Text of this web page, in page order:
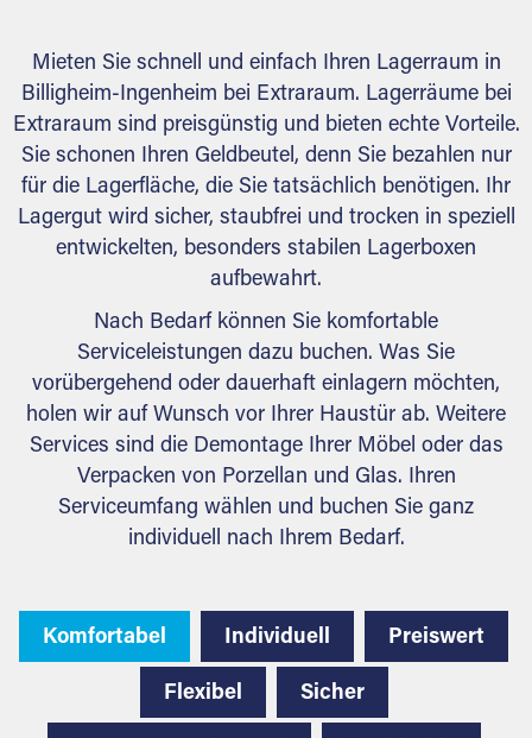
Mieten Sie schnell und einfach Ihren Lagerraum in
Billigheim-Ingenheim bei Extraraum. Lagerräume bei
Extraraum sind preisgünstig und bieten echte Vorteile.
Sie schonen Ihren Geldbeutel, denn Sie bezahlen nur
für die Lagerfläche, die Sie tatsächlich benötigen. Ihr
Lagergut wird sicher, staubfrei und trocken in speziell
entwickelten, besonders stabilen Lagerboxen
aufbewahrt.
Nach Bedarf können Sie komfortable
Serviceleistungen dazu buchen. Was Sie
vorübergehend oder dauerhaft einlagern möchten,
holen wir auf Wunsch vor Ihrer Haustür ab. Weitere
Services sind die Demontage Ihrer Möbel oder das
Verpacken von Porzellan und Glas. Ihren
Serviceumfang wählen und buchen Sie ganz
individuell nach Ihrem Bedarf.
Komfortabel Individuell Preiswert
Flexibel Sicher